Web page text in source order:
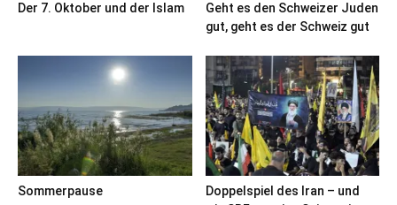
Der 7. Oktober und der Islam
Geht es den Schweizer Juden
gut, geht es der Schweiz gut
Sommerpause
Doppelspiel des Iran – und